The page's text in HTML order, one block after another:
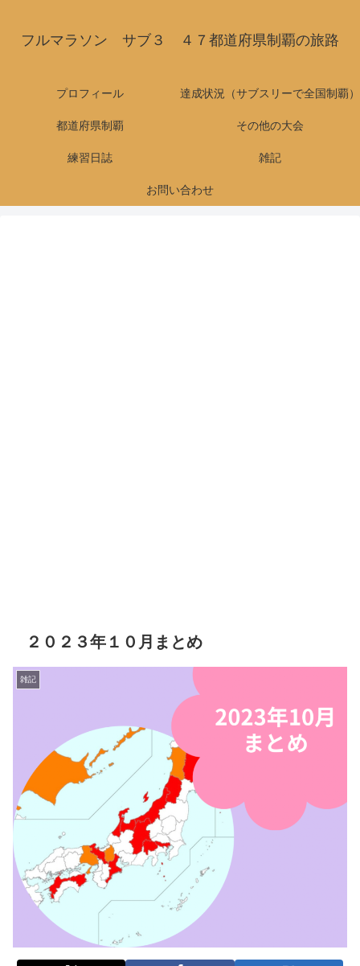
フルマラソン サブ３ ４７都道府県制覇の旅路
プロフィール 達成状況（サブスリーで全国制覇）
都道府県制覇 その他の大会
練習日誌 雑記
お問い合わせ
２０２３年１０月まとめ
雑記